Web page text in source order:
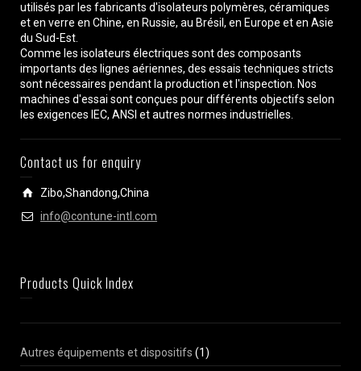
utilisés par les fabricants d'isolateurs polymères, céramiques
et en verre en Chine, en Russie, au Brésil, en Europe et en Asie
du Sud-Est.
Comme les isolateurs électriques sont des composants
importants des lignes aériennes, des essais techniques stricts
sont nécessaires pendant la production et l'inspection. Nos
machines d'essai sont conçues pour différents objectifs selon
les exigences IEC, ANSI et autres normes industrielles.
Contact us for enquiry
Zibo,Shandong,China
info@contune-intl.com
Products Quick Index
Autres équipements et dispositifs (1)